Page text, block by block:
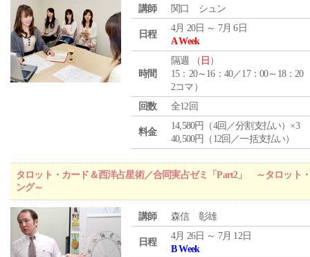
講師 関口 シュン
日程
4月 20日 ～ 7月 6日
A Week
時間
隔週 （ 日 ）
15：20～16：40／17：00～18：20
2コマ）
回数
全12回
料金
14,580円（4回／分割支払い）×3
40,500円（12回／一括支払い）
タロット・カード＆西洋占星術／合同実占ゼミ「Part2」 ～タロット
ング～
講師 森信 彰雄
日程
4月 26日 ～ 7月 12日
B Week